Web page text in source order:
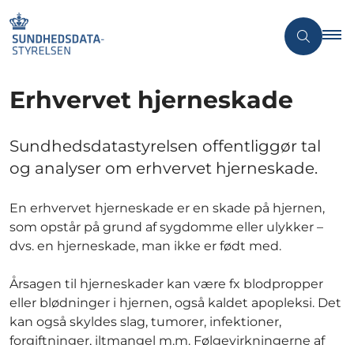
Erhvervet hjerneskade
Sundhedsdatastyrelsen offentliggør tal
og analyser om erhvervet hjerneskade.
En erhvervet hjerneskade er en skade på hjernen,
som opstår på grund af sygdomme eller ulykker –
dvs. en hjerneskade, man ikke er født med.
Årsagen til hjerneskader kan være fx blodpropper
eller blødninger i hjernen, også kaldet apopleksi. Det
kan også skyldes slag, tumorer, infektioner,
forgiftninger, iltmangel m.m. Følgevirkningerne af